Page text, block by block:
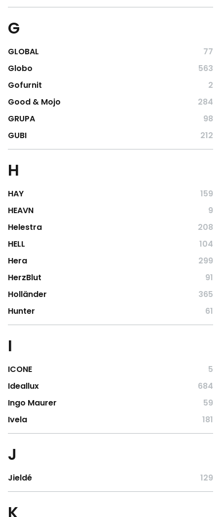
G
GLOBAL
77
Globo
563
Gofurnit
2
Good & Mojo
284
GRUPA
98
GUBI
212
H
HAY
159
HEAVN
9
Helestra
208
HELL
104
Hera
299
HerzBlut
91
Holländer
365
Hunter
61
I
ICONE
5
Ideallux
684
Ingo Maurer
59
Ivela
181
J
Jieldé 129
K